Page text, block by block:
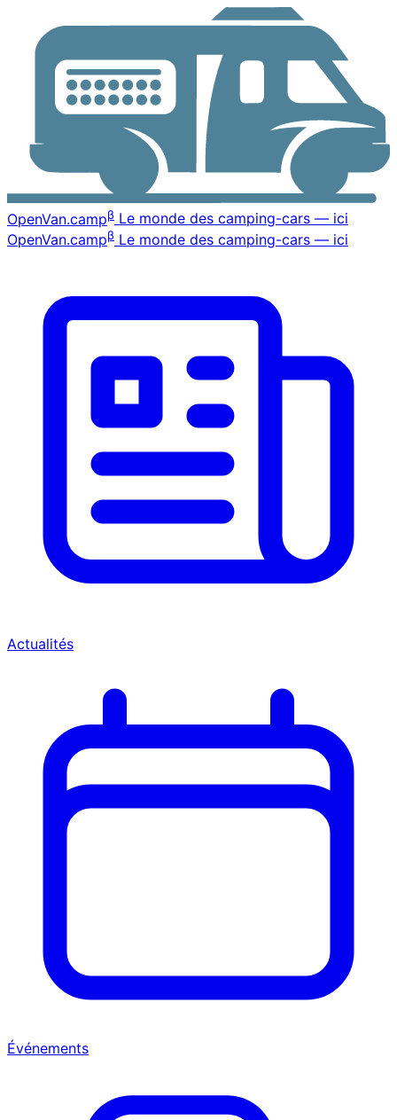
OpenVan.campβ Le monde des camping-cars — ici
OpenVan.campβ Le monde des camping-cars — ici
Actualités
Événements